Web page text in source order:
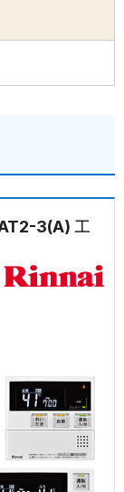
3(A) 工